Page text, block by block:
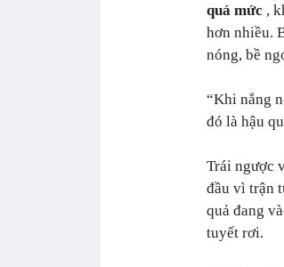
quá mức ,
hơn nhiều.
nóng, bề
“Khi nắng
đó là hậu
Trái ngược
đầu vì trận
quả đang
tuyết rơi.